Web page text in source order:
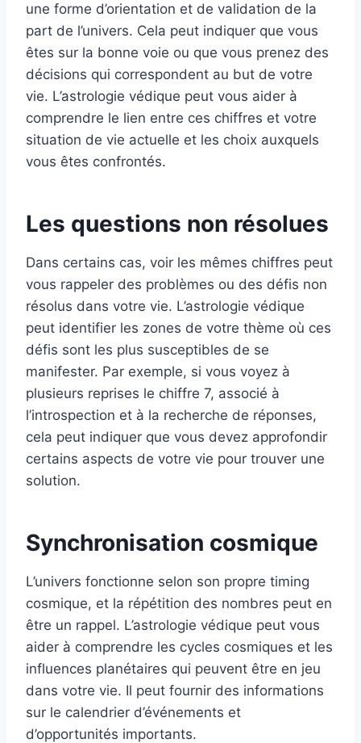
une forme d’orientation et de validation de la
part de l’univers. Cela peut indiquer que vous
êtes sur la bonne voie ou que vous prenez des
décisions qui correspondent au but de votre
vie. L’astrologie védique peut vous aider à
comprendre le lien entre ces chiffres et votre
situation de vie actuelle et les choix auxquels
vous êtes confrontés.
Les questions non résolues
Dans certains cas, voir les mêmes chiffres peut
vous rappeler des problèmes ou des défis non
résolus dans votre vie. L’astrologie védique
peut identifier les zones de votre thème où ces
défis sont les plus susceptibles de se
manifester. Par exemple, si vous voyez à
plusieurs reprises le chiffre 7, associé à
l’introspection et à la recherche de réponses,
cela peut indiquer que vous devez approfondir
certains aspects de votre vie pour trouver une
solution.
Synchronisation cosmique
L’univers fonctionne selon son propre timing
cosmique, et la répétition des nombres peut en
être un rappel. L’astrologie védique peut vous
aider à comprendre les cycles cosmiques et les
influences planétaires qui peuvent être en jeu
dans votre vie. Il peut fournir des informations
sur le calendrier d’événements et
d’opportunités importants.